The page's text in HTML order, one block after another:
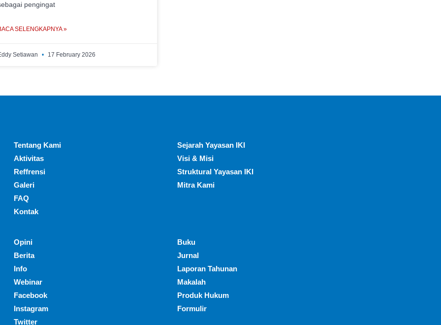
pengingat
SELENGKAPNYA »
Setiawan 17 February 2026
Tentang Kami
Aktivitas
Reffrensi
Galeri
FAQ
Kontak
Sejarah Yayasan IKI
Visi & Misi
Struktural Yayasan IKI
Mitra Kami
Opini
Berita
Info
Webinar
Facebook
Instagram
Twitter
Buku
Jurnal
Laporan Tahunan
Makalah
Produk Hukum
Formulir